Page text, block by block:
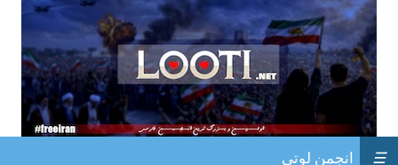
انجمن لوتی ☰